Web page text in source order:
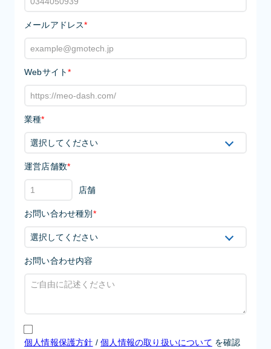
メールアドレス*
Webサイト*
業種*
運営店舗数*
店舗
お問い合わせ種別 *
お問い合わせ内容
個人情報保護方針 /個人情報の取り扱いについて を確認